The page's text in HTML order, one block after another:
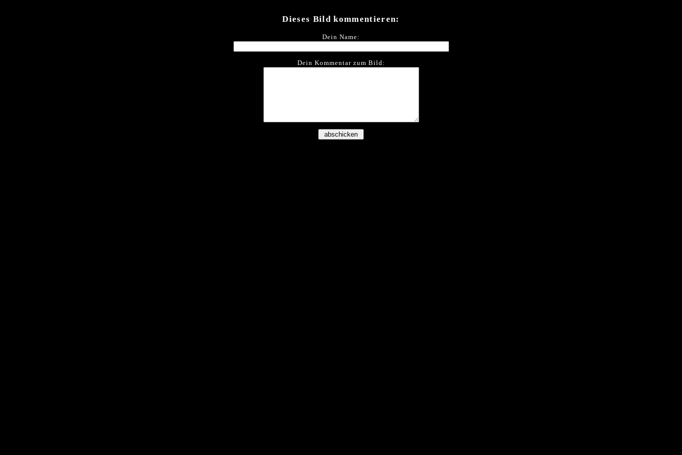
Dieses Bild kommentieren:
Dein Name:
Dein Kommentar zum Bild: